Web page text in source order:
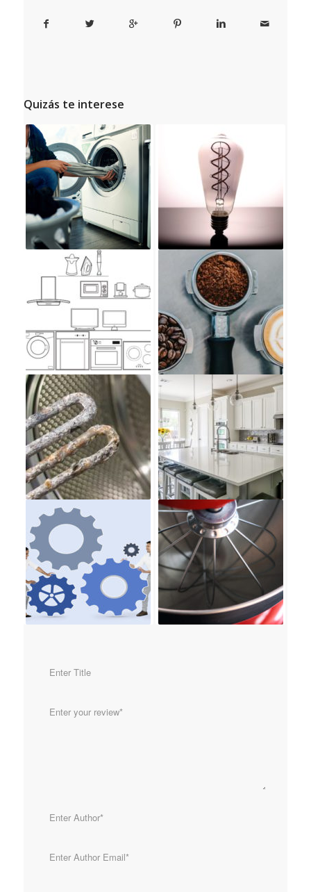
Quizás te interese